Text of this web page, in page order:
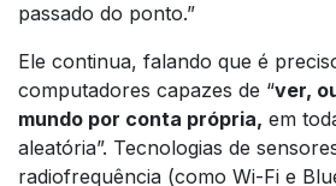
passado do ponto.”
Ele continua, falando que é
computadores capazes de “ver,
mundo por conta própria, em
aleatória”. Tecnologias de
radiofrequência (como Wi-Fi e